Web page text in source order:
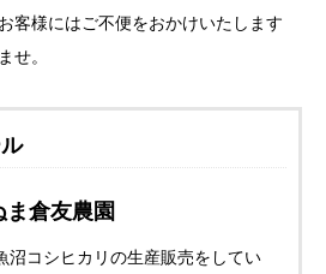
客様にはご不便をおかけいたします
せ。
ま倉友農園
沼コシヒカリの生産販売をしてい